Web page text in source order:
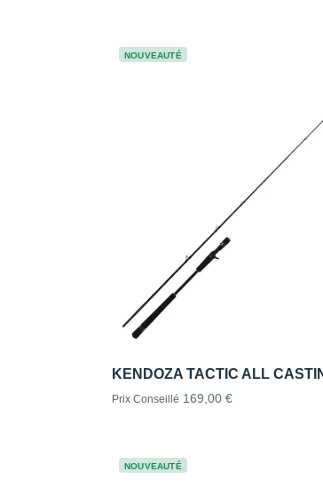
NOUVEAUTÉ
KENDOZA TACTIC ALL
Prix Conseillé 169,00 €
NOUVEAUTÉ